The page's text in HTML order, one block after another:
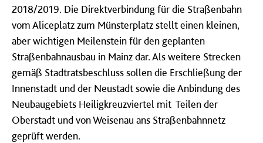
2018/2019. Die Direktverbindung für die Straßenbahn
vom Aliceplatz zum Münsterplatz stellt einen kleinen,
aber wichtigen Meilenstein für den geplanten
Straßenbahnausbau in Mainz dar. Als weitere Strecken
gemäß Stadtratsbeschluss sollen die Erschließung der
Innenstadt und der Neustadt sowie die Anbindung des
Neubaugebiets Heiligkreuzviertel mit Teilen der
Oberstadt und von Weisenau ans Straßenbahnnetz
geprüft werden.